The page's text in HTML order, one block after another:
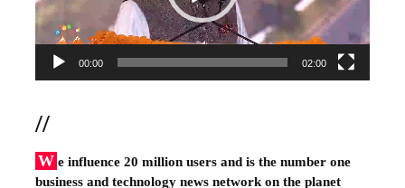
00:00 02:00
//
W e influence 20 million users and is the number one
business and technology news network on the planet